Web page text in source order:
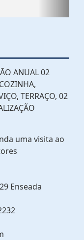
ANUAL 02
TERRAÇO, 02
uma visita ao
Enseada